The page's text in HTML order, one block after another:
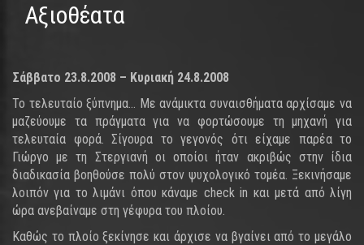
Αξιοθέατα
Σάββατο 23.8.2008 – Κυριακή 24.8.2008
Το τελευταίο ξύπνημα… Με ανάμικτα συναισθήματα αρχίσαμε να
μαζεύουμε τα πράγματα για να φορτώσουμε τη μηχανή για
τελευταία φορά. Σίγουρα το γεγονός ότι είχαμε παρέα το
Γιώργο με τη Στεργιανή οι οποίοι ήταν ακριβώς στην ίδια
διαδικασία βοηθούσε πολύ στον ψυχολογικό τομέα. Ξεκινήσαμε
λοιπόν για το λιμάνι όπου κάναμε check in και μετά από λίγη
ώρα ανεβαίναμε στη γέφυρα του πλοίου.
Καθώς το πλοίο ξεκίνησε και άρχισε να βγαίνει από το μεγάλο